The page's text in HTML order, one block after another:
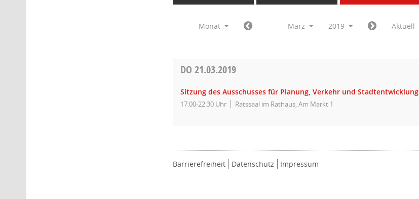
Monat März 2019 Aktuell
DO21.03.2019
Sitzung des Ausschusses für Planung, Verkehr und Stadtentwicklung
17:00-22:30 Uhr Ratssaal im Rathaus, Am Markt 1
Barrierefreiheit Datenschutz Impressum